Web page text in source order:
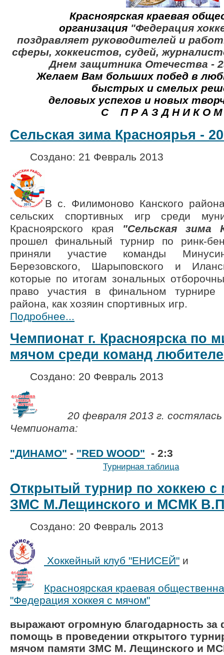
Красноярская краевая
организация "Федерация
поздравляет руководителей и
сферы, хоккеистов, судей,
Днем защитника Отечества -
Желаем Вам больших побед в
быстрых и смелых
деловых успехов и новых
С П Р А З Д Н И К О М
Сельская зима Красноярья -
Создано: 21 Февраль 2013
В с. Филимоново Канского
сельских спортивных игр среди
Красноярского края "Сельская зима
прошел финальный турнир по ринк-
приняли участие команды
Березовского, Шарыповского и
которые по итогам зональных
право участия в финальном турнире
района, как хозяин спортивных игр.
Подробнее...
Чемпионат г. Красноярска по
мячом среди команд
Создано: 20 Февраль 2013
20 февраля 2013 г. состялась
Чемпионата:
"ДИНАМО" - "RED WOOD" - 2:3
Турнирная таблица
Открытый турнир по хоккею с
ЗМС М.Лещинского и МСМК
Создано: 20 Февраль 2013
Хоккейный клуб "ЕНИСЕЙ" и
Красноярская краевая
"Федерация хоккея с мячом"
выражают огромную благодарность
помощь в проведении открытого
мячом памяти ЗМС М. Лещинского и